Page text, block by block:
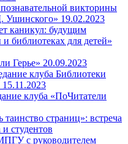
викторины
Ушинского» 19.02.2023
каникул: будущим
библиотеках для детей»
Герье» 20.09.2023
клуба Библиотеки
клуба «ПоЧитатели
страниц»: встреча
и студентов
с руководителем